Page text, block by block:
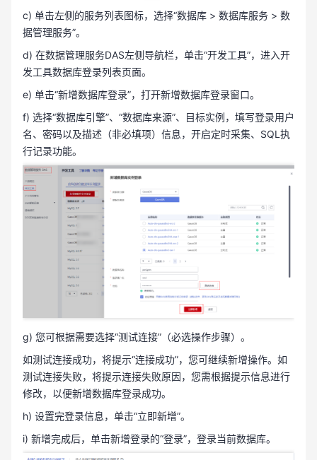
c) 单击左侧的服务列表图标，选择“数据库 > 数据库服务 > 数
据管理服务”。
d) 在数据管理服务DAS左侧导航栏，单击“开发工具”，进入开
发工具数据库登录列表页面。
e) 单击“新增数据库登录”，打开新增数据库登录窗口。
f) 选择“数据库引擎”、“数据库来源”、目标实例，填写登录用户
名、密码以及描述（非必填项）信息，开启定时采集、SQL执
行记录功能。
g) 您可根据需要选择“测试连接”（必选操作步骤）。
如测试连接成功，将提示“连接成功”，您可继续新增操作。如
测试连接失败，将提示连接失败原因，您需根据提示信息进行
修改，以便新增数据库登录成功。
h) 设置完登录信息，单击“立即新增”。
i) 新增完成后，单击新增登录的“登录”，登录当前数据库。